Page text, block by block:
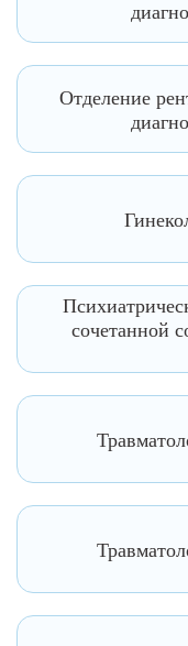
Отделение
сочетанной